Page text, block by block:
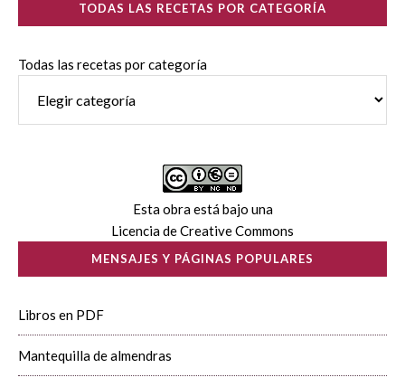
TODAS LAS RECETAS POR CATEGORÍA
Todas las recetas por categoría
Esta obra está bajo una
Licencia de Creative Commons
MENSAJES Y PÁGINAS POPULARES
Libros en PDF
Mantequilla de almendras